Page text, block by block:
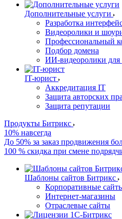
Дополнительные услуги
Разработка
Видеоролики и
Профессиональный
Подбор домена
ИИ-видеоролики для
IT-юрист
Аккредитация IT
Защита авторских
Защита репутации
Продукты Битрикс
10% навсегда
До 50% за заказ продвижения
100 % скидка при смене
Шаблоны сайтов Битрикс
Корпоративные
Интернет-магазины
Отраслевые сайты